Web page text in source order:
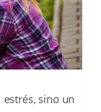
sino un